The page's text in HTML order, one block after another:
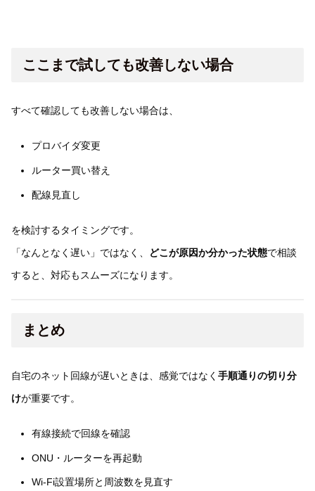
ここまで試しても改善しない場合
すべて確認しても改善しない場合は、
プロバイダ変更
ルーター買い替え
配線見直し
を検討するタイミングです。
「なんとなく遅い」ではなく、
どこが原因か分かった状態で相談
すると、対応もスムーズになります。
まとめ
自宅のネット回線が遅いときは、感覚ではなく 手順通りの切り分
けが重要です。
有線接続で回線を確認
ONU・ルーターを再起動
Wi-Fi設置場所と周波数を見直す